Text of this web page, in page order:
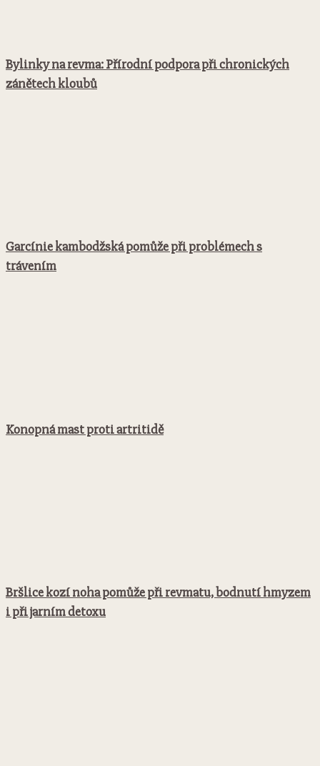
Bylinky na revma: Přírodní podpora při chronických
zánětech kloubů
Garcínie kambodžská pomůže při problémech s
trávením
Konopná mast proti artritidě
Bršlice kozí noha pomůže při revmatu, bodnutí hmyzem
i při jarním detoxu